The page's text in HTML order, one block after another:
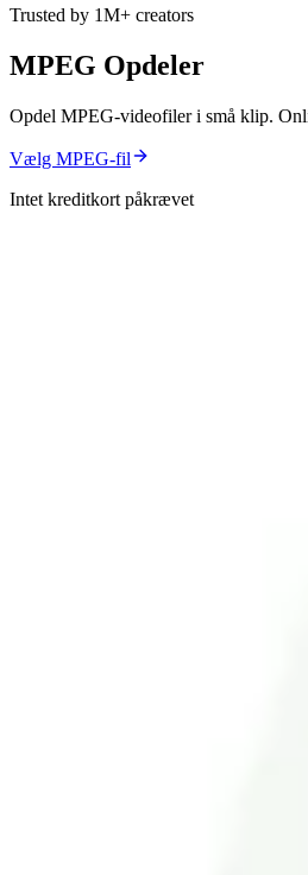
Trusted by 1M+ creators
MPEG Opdeler
Opdel MPEG-videofiler i små klip.
Vælg MPEG-fil
Intet kreditkort påkrævet